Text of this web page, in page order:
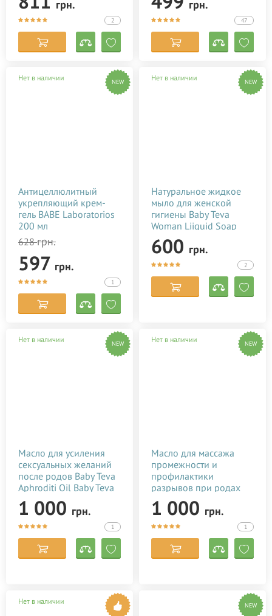
грн.
2
грн.
47
Нет в наличии NEW
Антицеллюлитный
укрепляющий крем-
гель BABE Laboratorios
200 мл
628грн.
597 грн.
1
Нет в наличии NEW
Натуральное жидкое
мыло для женской
гигиены Baby Teva
Woman Liiquid Soap
250 мл
600 грн.
2
Нет в наличии NEW
Масло для усиления
сексуальных желаний
после родов Baby Teva
Aphroditi Oil Baby Teva
100 мл
1 000 грн.
1
Нет в наличии NEW
Масло для массажа
промежности и
профилактики
разрывов при родах
Baby Teva Peri Oil 100
мл
1 000 грн.
1
Нет в наличии NEW